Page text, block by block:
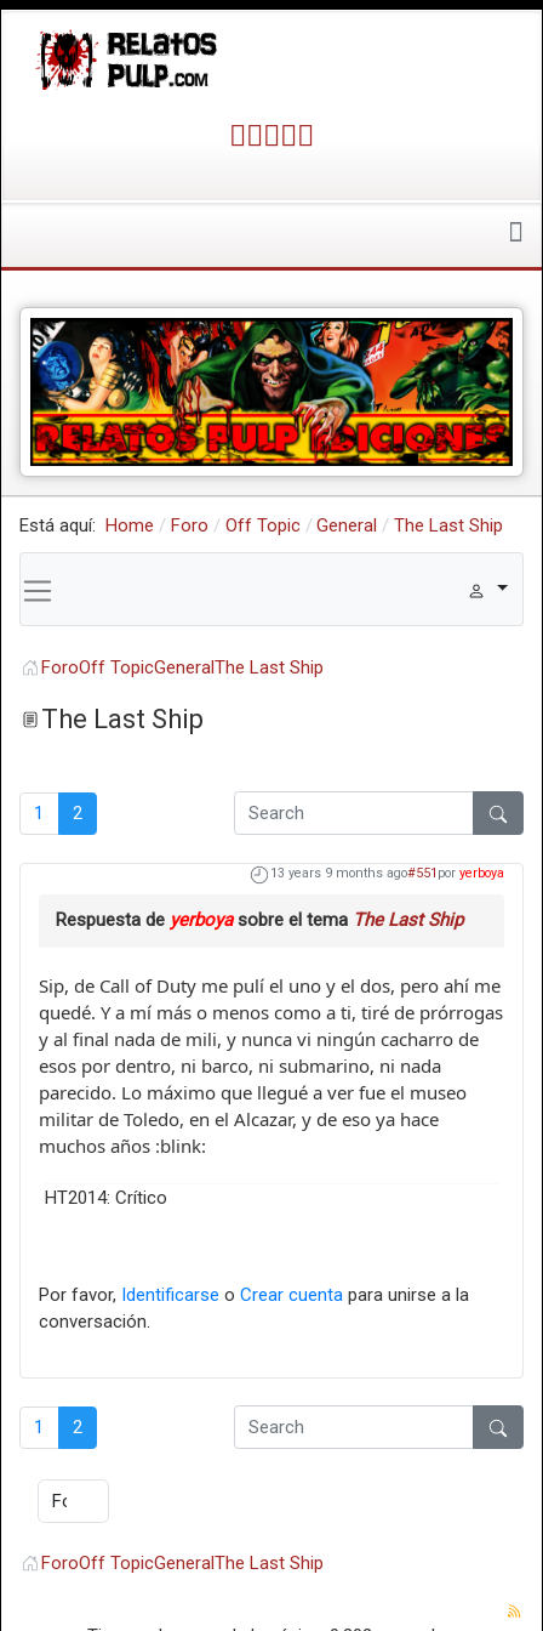
Está aquí: Home Foro Off Topic General The Last Ship
ForoOff TopicGeneralThe Last Ship
The Last Ship
1 2
13 years 9 months ago#551 por yerboya
Respuesta de yerboyasobre el tema The Last Ship
Sip, de Call of Duty me pulí el uno y el dos, pero ahí me
quedé. Y a mí más o menos como a ti, tiré de prórrogas
y al final nada de mili, y nunca vi ningún cacharro de
esos por dentro, ni barco, ni submarino, ni nada
parecido. Lo máximo que llegué a ver fue el museo
militar de Toledo, en el Alcazar, y de eso ya hace
muchos años :blink:
HT2014: Crítico
Por favor, Identificarse o Crear cuenta para unirse a la
conversación.
1 2
ForoOff TopicGeneralThe Last Ship